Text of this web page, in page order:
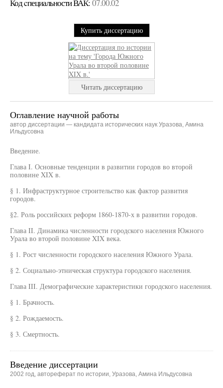
Код cпециальности ВАК: 07.00.02
Купить диссертацию
Читать диссертацию
Оглавление научной работы
автор диссертации — кандидата исторических наук Уразова, Амина
Ильдусовна
Введение.
Глава I. Основные тенденции в развитии городов во второй
половине XIX в.
§ 1. Инфраструктурное строительство как фактор развития
городов.
§2. Роль российских реформ 1860-1870-х в развитии городов.
Глава II. Динамика численности городского населения Южного
Урала во второй половине XIX века.
§ 1. Рост численности городского населения Южного Урала.
§ 2. Социально-этническая структура городского населения.
Глава III. Демографические характеристики городского населения.
§ 1. Брачность.
§ 2. Рождаемость.
§ 3. Смертность.
Введение диссертации
2002 год, автореферат по истории, Уразова, Амина Ильдусовна